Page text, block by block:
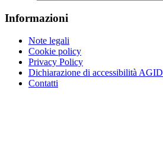
Informazioni
Note legali
Cookie policy
Privacy Policy
Dichiarazione di accessibilità AGID
Contatti